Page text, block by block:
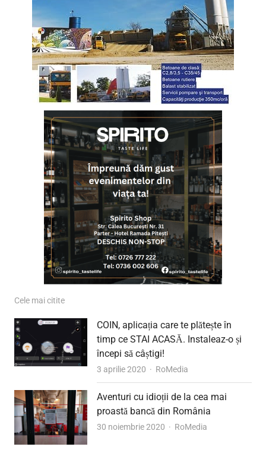
Cele mai citite
COIN, aplicația care te plătește în
timp ce STAI ACASĂ. Instaleaz-o și
începi să câștigi!
3 aprilie 2020 Author
RoMedia
Aventuri cu idioții de la cea mai
proastă bancă din România
30 noiembrie 2020 Author
RoMedia